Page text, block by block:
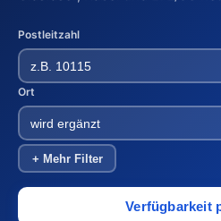
Postleitzahl
Ort
+ Mehr Filter
Verfügbarkeit